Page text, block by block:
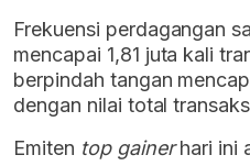
Frekuensi perdagangan
mencapai 1,81 juta kali
berpindah tangan
dengan nilai total
Emiten top gainerhari ini